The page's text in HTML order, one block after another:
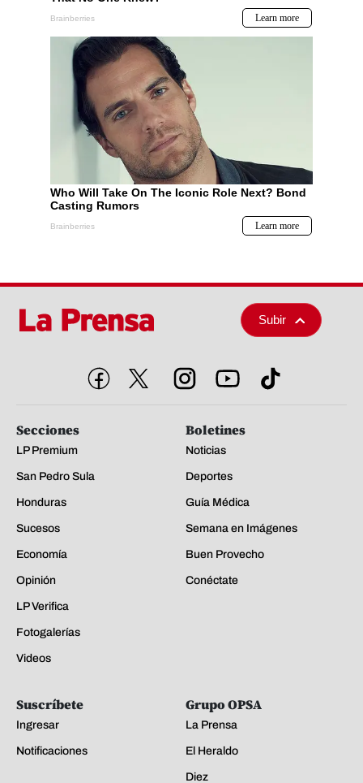
Subir
Secciones
LP Premium
San Pedro Sula
Honduras
Sucesos
Economía
Opinión
LP Verifica
Fotogalerías
Videos
Boletines
Noticias
Deportes
Guía Médica
Semana en Imágenes
Buen Provecho
Conéctate
Suscríbete
Ingresar
Notificaciones
Grupo OPSA
La Prensa
El Heraldo
Diez